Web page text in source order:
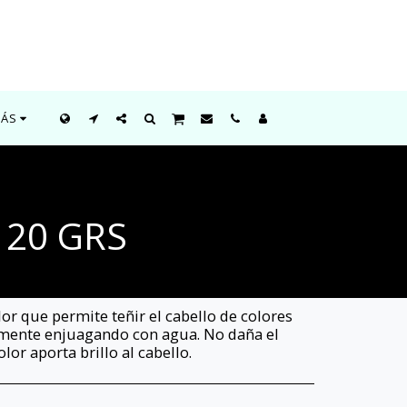
GRS
que permite teñir el cabello de colores
enjuagando con agua. No daña el
aporta brillo al cabello.